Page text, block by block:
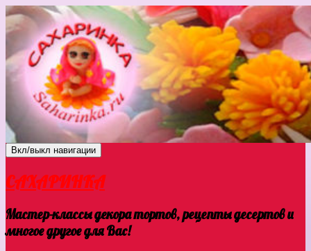
Вкл/выкл навигации
САХАРИНКА
Мастер-классы декора тортов, рецепты десертов и
многое другое для Вас!